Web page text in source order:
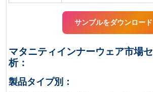
サンプルをダウンロード
マタニティインナーウェア市場
析：
製品タイプ別：